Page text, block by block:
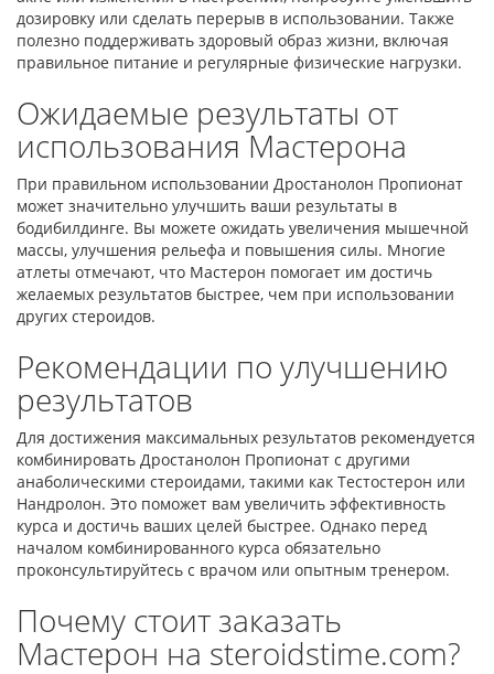
дозировку или сделать перерыв в использовании. Также
полезно поддерживать здоровый образ жизни, включая
правильное питание и регулярные физические нагрузки.
Ожидаемые результаты от
использования Мастерона
При правильном использовании Дростанолон Пропионат
может значительно улучшить ваши результаты в
бодибилдинге. Вы можете ожидать увеличения мышечной
массы, улучшения рельефа и повышения силы. Многие
атлеты отмечают, что Мастерон помогает им достичь
желаемых результатов быстрее, чем при использовании
других стероидов.
Рекомендации по улучшению
результатов
Для достижения максимальных результатов рекомендуется
комбинировать Дростанолон Пропионат с другими
анаболическими стероидами, такими как Тестостерон или
Нандролон. Это поможет вам увеличить эффективность
курса и достичь ваших целей быстрее. Однако перед
началом комбинированного курса обязательно
проконсультируйтесь с врачом или опытным тренером.
Почему стоит заказать
Мастерон на steroidstime.com?